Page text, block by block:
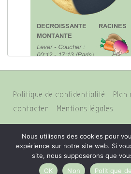
Menu
du
bas
de
page
Politique de confidentialité Plan
contacter
Mentions légales
Nous utilisons des cookies pour
expérience sur notre site web. Si
site, nous supposerons que
OK
Non Politique